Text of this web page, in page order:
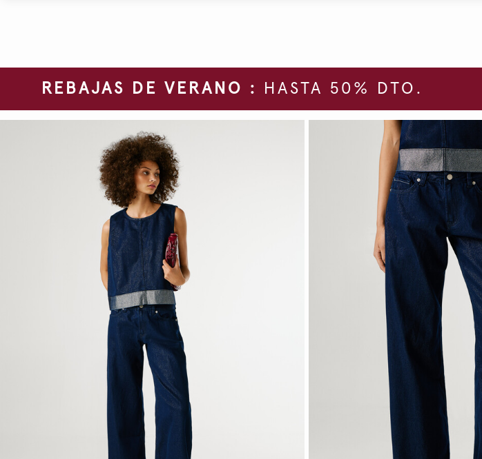
REBAJAS DE VERANO : HASTA 50% DTO.